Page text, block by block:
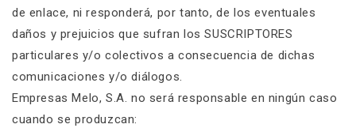
de enlace, ni responderá, por tanto, de los eventuales
daños y prejuicios que sufran los SUSCRIPTORES
particulares y/o colectivos a consecuencia de dichas
comunicaciones y/o diálogos.
Empresas Melo, S.A. no será responsable en ningún caso
cuando se produzcan: